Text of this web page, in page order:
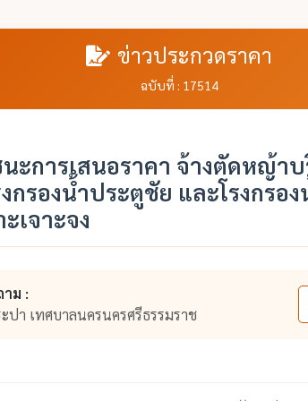
ข่าวประกวดราคา
ฉบับที่ : 17514
ะการเสนอราคา จ้างตัดหญ้าบ
กรองน้ำประตูชัย และโรงกร
เจาะจง
ม :
ปา เทศบาลนครนครศรีธรรมราช